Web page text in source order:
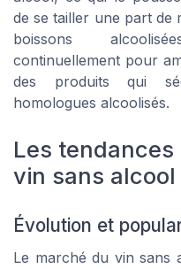
de se tailler une part de
boissons
continuellement pour
des produits qui
homologues alcoolisés.
Les
vin sans alcool
Évolution et
Le marché du vin sans